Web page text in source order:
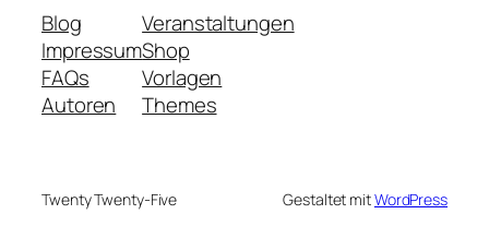
Blog
Impressum
FAQs
Autoren
Veranstaltungen
Shop
Vorlagen
Themes
Twenty Twenty-Five Gestaltet mitWordPress